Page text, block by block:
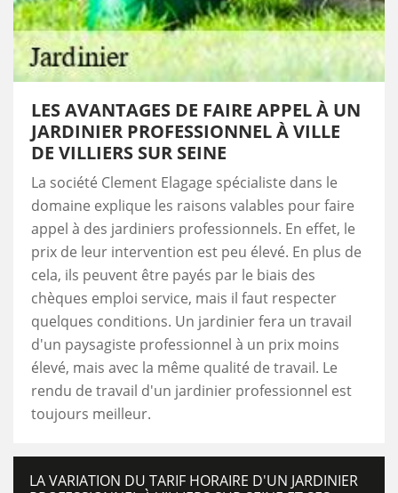
LES AVANTAGES DE FAIRE APPEL À UN
JARDINIER PROFESSIONNEL À VILLE
DE VILLIERS SUR SEINE
La société Clement Elagage spécialiste dans le
domaine explique les raisons valables pour faire
appel à des jardiniers professionnels. En effet, le
prix de leur intervention est peu élevé. En plus de
cela, ils peuvent être payés par le biais des
chèques emploi service, mais il faut respecter
quelques conditions. Un jardinier fera un travail
d'un paysagiste professionnel à un prix moins
élevé, mais avec la même qualité de travail. Le
rendu de travail d'un jardinier professionnel est
toujours meilleur.
LA VARIATION DU TARIF HORAIRE D'UN JARDINIER